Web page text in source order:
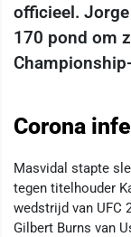
officieel.
170 pond om
Corona
Masvidal stapte
tegen titelhouder
wedstrijd van UFC
Gilbert Burns van